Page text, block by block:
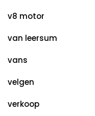
v8 motor
van leersum
vans
velgen
verkoop